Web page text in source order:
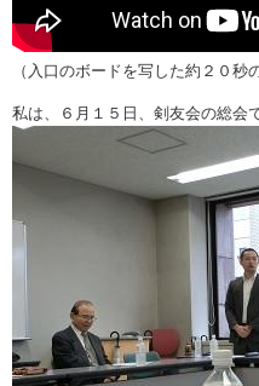
（入口のボードを写した約２０秒
私は、６月１５日、剣友会の総会